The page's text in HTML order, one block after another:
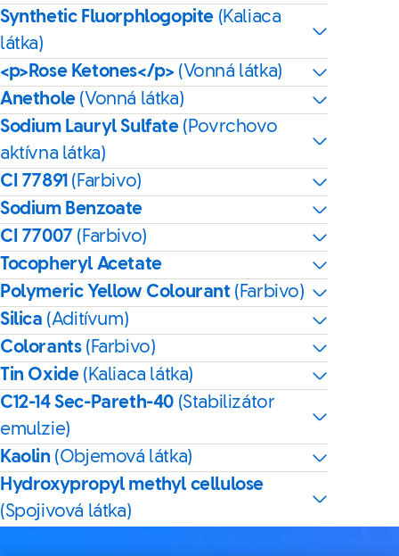
Synthetic Fluorphlogopite (Kaliaca
látka)
<p>Rose Ketones</p> (Vonná látka)
Anethole (Vonná látka)
Sodium Lauryl Sulfate (Povrchovo
aktívna látka)
CI 77891 (Farbivo)
Sodium Benzoate
CI 77007 (Farbivo)
Tocopheryl Acetate
Polymeric Yellow Colourant (Farbivo)
Silica (Aditívum)
Colorants (Farbivo)
Tin Oxide (Kaliaca látka)
C12-14 Sec-Pareth-40 (Stabilizátor
emulzie)
Kaolin (Objemová látka)
Hydroxypropyl methyl cellulose
(Spojivová látka)